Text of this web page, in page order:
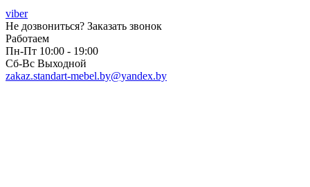
viber
Не дозвониться? Заказать звонок
Работаем
Пн-Пт 10:00 - 19:00
Сб-Вс Выходной
zakaz.standart-mebel.by@yandex.by